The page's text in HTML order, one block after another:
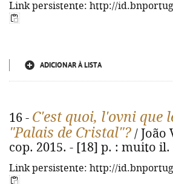
Link persistente: http://
ADICIONAR À LISTA
16 - C'est quoi, l'ovni que
"Palais de Cristal"? / João
cop. 2015. - [18] p. : muito
Link persistente: http://